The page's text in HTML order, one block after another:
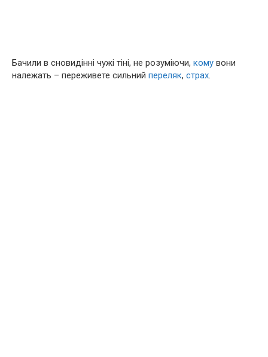
Бачили в сновидінні чужі тіні, не розуміючи, кому вони
належать – переживете сильний переляк, страх.